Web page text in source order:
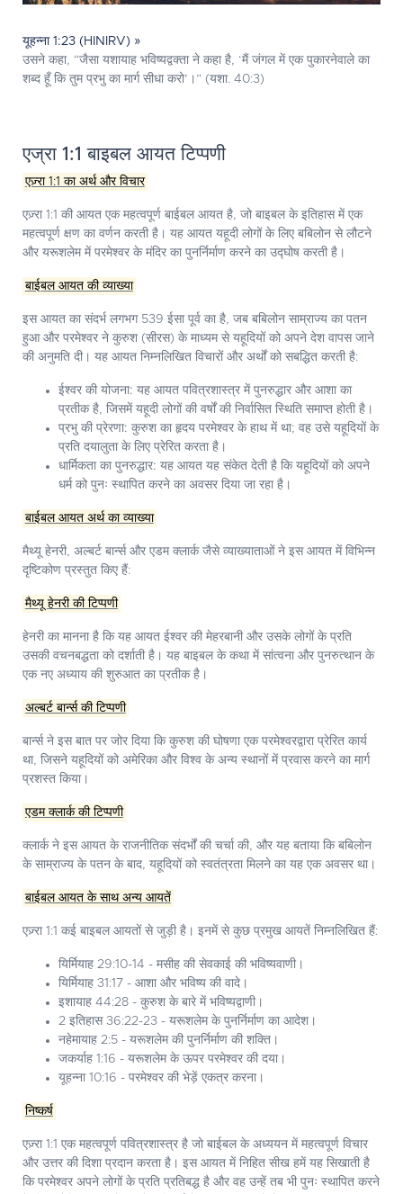
यूहन्ना 1:23 (HINIRV) »
उसने कहा, “जैसा यशायाह भविष्यद्वक्ता ने कहा है, ‘मैं जंगल में एक पुकारनेवाले का
शब्द हूँ कि तुम प्रभु का मार्ग सीधा करो’।” (यशा. 40:3)
एज्रा 1:1 बाइबल आयत टिप्पणी
एज़्रा 1:1 का अर्थ और विचार
एज़्रा 1:1 की आयत एक महत्वपूर्ण बाईबल आयत है, जो बाइबल के इतिहास में एक
महत्वपूर्ण क्षण का वर्णन करती है। यह आयत यहूदी लोगों के लिए बबिलोन से लौटने
और यरूशलेम में परमेश्वर के मंदिर का पुनर्निर्माण करने का उद्घोष करती है।
बाईबल आयत की व्याख्या
इस आयत का संदर्भ लगभग 539 ईसा पूर्व का है, जब बबिलोन साम्राज्य का पतन
हुआ और परमेश्वर ने कुरुश (सीरस) के माध्यम से यहूदियों को अपने देश वापस जाने
की अनुमति दी। यह आयत निम्नलिखित विचारों और अर्थों को सबद्धित करती है:
ईश्वर की योजना: यह आयत पवित्रशास्त्र में पुनरुद्धार और आशा का
प्रतीक है, जिसमें यहूदी लोगों की वर्षों की निर्वासित स्थिति समाप्त होती है।
प्रभु की प्रेरणा: कुरुश का हृदय परमेश्वर के हाथ में था; वह उसे यहूदियों के
प्रति दयालुता के लिए प्रेरित करता है।
धार्मिकता का पुनरुद्धार: यह आयत यह संकेत देती है कि यहूदियों को अपने
धर्म को पुनः स्थापित करने का अवसर दिया जा रहा है।
बाईबल आयत अर्थ का व्याख्या
मैथ्यू हेनरी, अल्बर्ट बार्न्स और एडम क्लार्क जैसे व्‍याख्याताओं ने इस आयत में विभिन्न
दृष्टिकोण प्रस्तुत किए हैं:
मैथ्यू हेनरी की टिप्पणी
हेनरी का मानना है कि यह आयत ईश्वर की मेहरबानी और उसके लोगों के प्रति
उसकी वचनबद्धता को दर्शाती है। यह बाइबल के कथा में सांत्वना और पुनरुत्थान के
एक नए अध्याय की शुरुआत का प्रतीक है।
अल्बर्ट बार्न्स की टिप्पणी
बार्न्स ने इस बात पर जोर दिया कि कुरुश की घोषणा एक परमेश्वरद्वारा प्रेरित कार्य
था, जिसने यहूदियों को अमेरिका और विश्व के अन्य स्थानों में प्रवास करने का मार्ग
प्रशस्त किया।
एडम क्लार्क की टिप्पणी
क्लार्क ने इस आयत के राजनीतिक संदर्भों की चर्चा की, और यह बताया कि बबिलोन
के साम्राज्य के पतन के बाद, यहूदियों को स्वतंत्रता मिलने का यह एक अवसर था।
बाईबल आयत के साथ अन्य आयतें
एज़्रा 1:1 कई बाइबल आयतों से जुड़ी है। इनमें से कुछ प्रमुख आयतें निम्नलिखित हैं:
यिर्मियाह 29:10-14 - मसीह की सेवकाई की भविष्यवाणी।
यिर्मियाह 31:17 - आशा और भविष्य की वादे।
इशायाह 44:28 - कुरुश के बारे में भविष्यद्वाणी।
2 इतिहास 36:22-23 - यरूशलेम के पुनर्निर्माण का आदेश।
नहेमायाह 2:5 - यरूशलेम की पुनर्निर्माण की शक्ति।
जकर्याह 1:16 - यरूशलेम के ऊपर परमेश्वर की दया।
यूहन्ना 10:16 - परमेश्वर की भेड़ें एकत्र करना।
निष्कर्ष
एज़्रा 1:1 एक महत्वपूर्ण पवित्रशास्त्र है जो बाईबल के अध्ययन में महत्वपूर्ण विचार
और उत्तर की दिशा प्रदान करता है। इस आयत में निहित सीख हमें यह सिखाती है
कि परमेश्वर अपने लोगों के प्रति प्रतिबद्ध है और वह उन्हें तब भी पुनः स्थापित करने